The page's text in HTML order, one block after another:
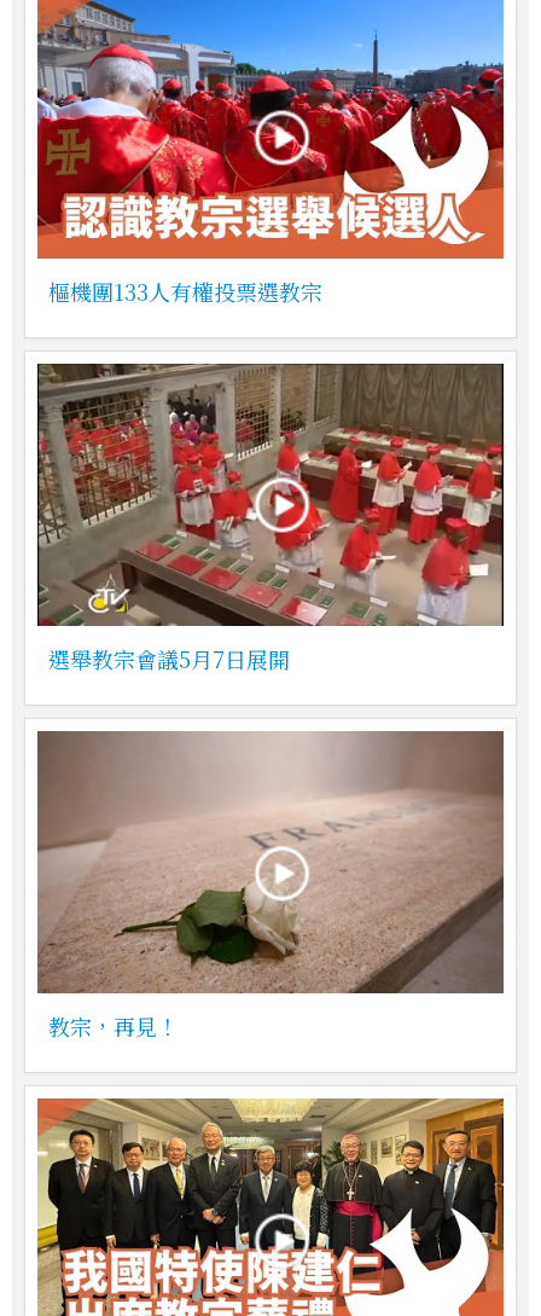
樞機團133人有權投票選教宗
選舉教宗會議5月7日展開
教宗，再見！